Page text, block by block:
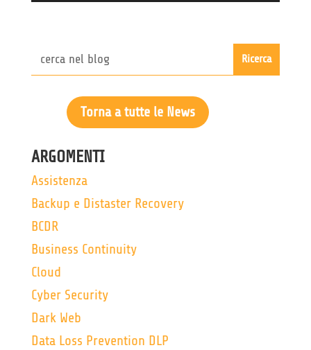
Torna a tutte le News
ARGOMENTI
Assistenza
Backup e Distaster Recovery
BCDR
Business Continuity
Cloud
Cyber Security
Dark Web
Data Loss Prevention DLP